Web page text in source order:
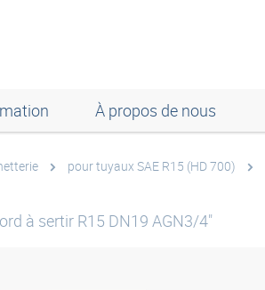
À propos de nous
pour tuyaux SAE R15 (HD 700)
à sertir R15 DN19 AGN3/4"